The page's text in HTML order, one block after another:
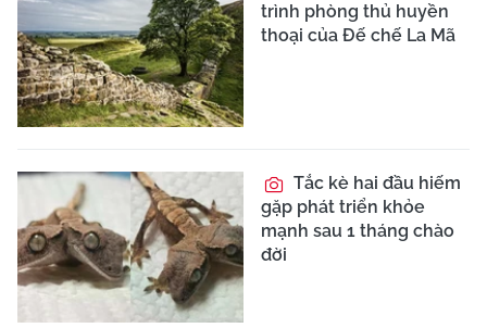
trình phòng thủ huyền
thoại của Đế chế La Mã
Tắc kè hai đầu hiếm
gặp phát triển khỏe
mạnh sau 1 tháng chào
đời